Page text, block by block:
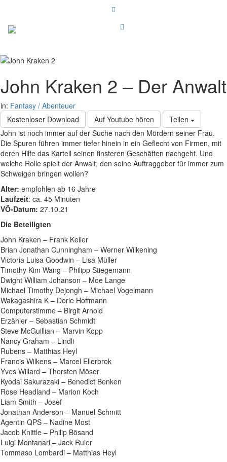
John Kraken 2 – Der Anwalt
in: Fantasy / Abenteuer
Kostenloser Download
Auf Youtube hören
Teilen
John ist noch immer auf der Suche nach den Mördern seiner Frau.
Die Spuren führen immer tiefer hinein in ein Geflecht von Firmen, mit
deren Hilfe das Kartell seinen finsteren Geschäften nachgeht. Und
welche Rolle spielt der Anwalt, den seine Auftraggeber für immer zum
Schweigen bringen wollen?
Alter: empfohlen ab 16 Jahre
Laufzeit: ca. 45 Minuten
VÖ-Datum: 27.10.21
Die Beteiligten
John Kraken – Frank Keiler
Brian Jonathan Cunningham – Werner Wilkening
Victoria Luisa Goodwin – Lisa Müller
Timothy Kim Wang – Philipp Stiegemann
Dwight William Johanson – Moe Lange
Michael Timothy Dejongh – Michael Vogelmann
Wakagashira K – Dorle Hoffmann
Computerstimme – Birgit Arnold
Erzähler – Sebastian Schmidt
Steve McGuillian – Marvin Kopp
Nancy Graham – Lindli
Rubens – Matthias Heyl
Francis Wilkens – Marcel Ellerbrok
Yves Willard – Thorsten Möser
Kyodai Sakurazaki – Benedict Benken
Rose Headland – Marion Koch
Liam Smith – Josef
Jonathan Anderson – Manuel Schmitt
Agentin QPS – Nadine Most
Jacob Knittle – Philip Bösand
Luigi Montanari – Jack Ruler
Tommaso Lombardi – Matthias Heyl